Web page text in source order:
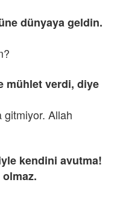
dünyaya geldin.
mühlet verdi, diye
gitmiyor. Allah
kendini avutma!